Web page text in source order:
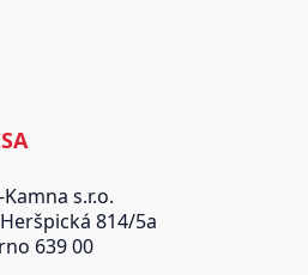
Kamna s.r.o.
814/5a
639 00